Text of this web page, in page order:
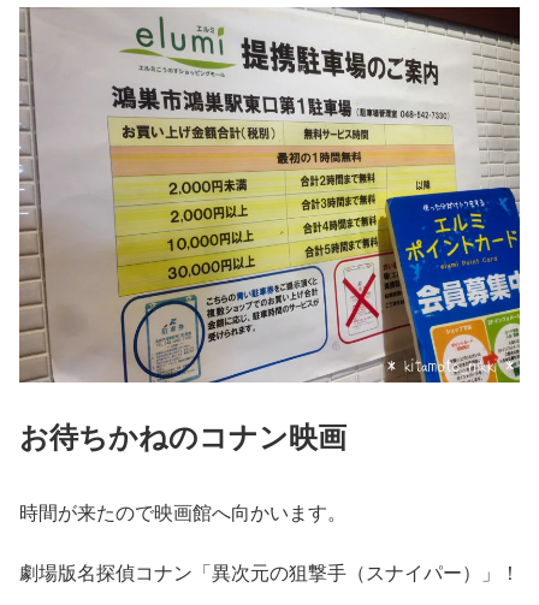
お待ちかねのコナン映画
時間が来たので映画館へ向かいます。
劇場版名探偵コナン「異次元の狙撃手（スナイパー）」！